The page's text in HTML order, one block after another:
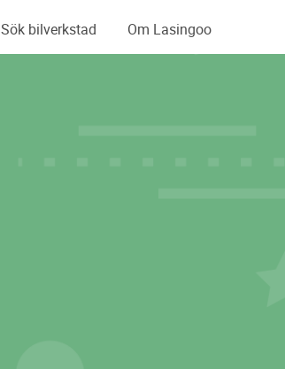
Sök bilverkstad Om Lasingoo